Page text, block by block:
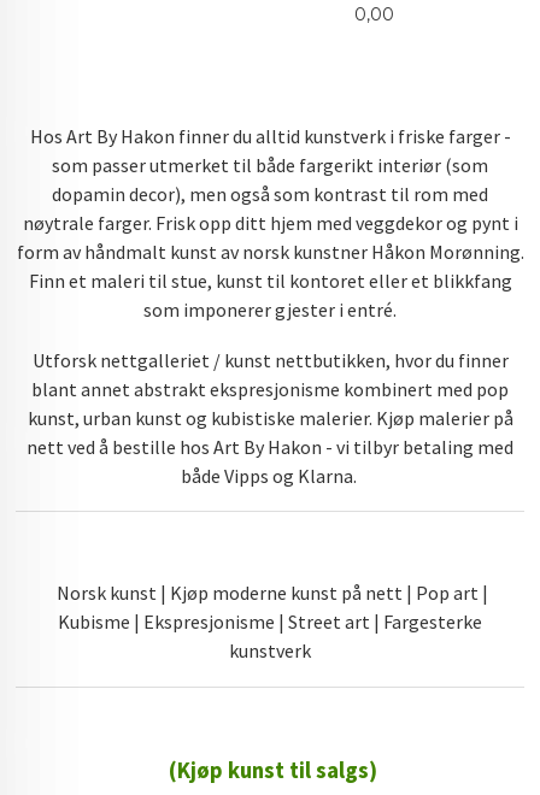
Pris
0,00
Hos Art By Hakon finner du alltid kunstverk i friske farger -
som passer utmerket til både fargerikt interiør (som
dopamin decor), men også som kontrast til rom med
nøytrale farger. Frisk opp ditt hjem med veggdekor og pynt i
form av håndmalt kunst av norsk kunstner Håkon Morønning.
Finn et maleri til stue, kunst til kontoret eller et blikkfang
som imponerer gjester i entré.
Utforsk nettgalleriet / kunst nettbutikken, hvor du finner
blant annet abstrakt ekspresjonisme kombinert med pop
kunst, urban kunst og kubistiske malerier. Kjøp malerier på
nett ved å bestille hos Art By Hakon - vi tilbyr betaling med
både Vipps og Klarna.
Norsk kunst | Kjøp moderne kunst på nett | Pop art |
Kubisme | Ekspresjonisme | Street art | Fargesterke
kunstverk
(Kjøp kunst til salgs)